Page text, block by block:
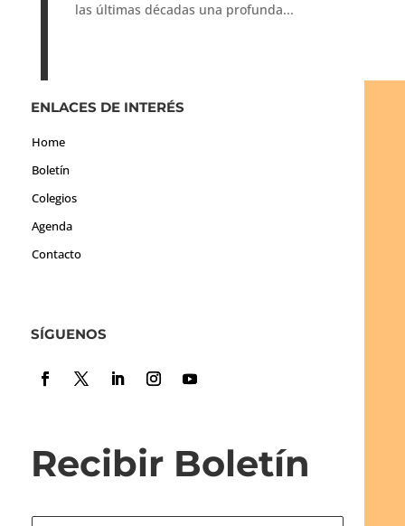
las últimas décadas una profunda...
ENLACES DE INTERÉS
Home
Boletín
Colegios
Agenda
Contacto
SÍGUENOS
Recibir Boletín